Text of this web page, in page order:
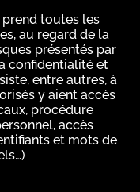
toutes les
au regard de la
présentés par
confidentialité et
entre autres, à
y aient accès
procédure
accès
et mots de